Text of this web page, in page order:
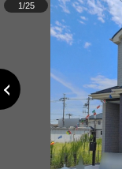
1/25